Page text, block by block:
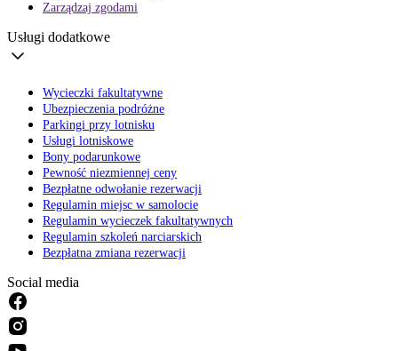
Zarządzaj zgodami
Usługi dodatkowe
Wycieczki fakultatywne
Ubezpieczenia podróżne
Parkingi przy lotnisku
Usługi lotniskowe
Bony podarunkowe
Pewność niezmiennej ceny
Bezpłatne odwołanie rezerwacji
Regulamin miejsc w samolocie
Regulamin wycieczek fakultatywnych
Regulamin szkoleń narciarskich
Bezpłatna zmiana rezerwacji
Social media